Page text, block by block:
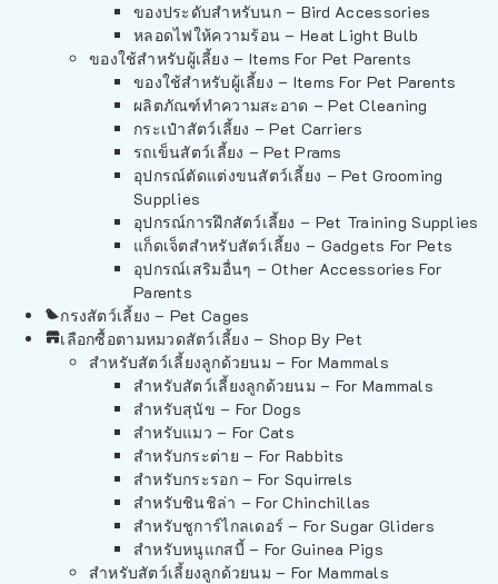
ของประดับสำหรับนก – Bird Accessories
หลอดไฟให้ความร้อน – Heat Light Bulb
ของใช้สำหรับผู้เลี้ยง – Items For Pet Parents
ของใช้สำหรับผู้เลี้ยง – Items For Pet Parents
ผลิตภัณฑ์ทำความสะอาด – Pet Cleaning
กระเป๋าสัตว์เลี้ยง – Pet Carriers
รถเข็นสัตว์เลี้ยง – Pet Prams
อุปกรณ์ตัดแต่งขนสัตว์เลี้ยง – Pet Grooming
Supplies
อุปกรณ์การฝึกสัตว์เลี้ยง – Pet Training Supplies
แก็ดเจ็ตสำหรับสัตว์เลี้ยง – Gadgets For Pets
อุปกรณ์เสริมอื่นๆ – Other Accessories For
Parents
กรงสัตว์เลี้ยง – Pet Cages
เลือกซื้อตามหมวดสัตว์เลี้ยง – Shop By Pet
สำหรับสัตว์เลี้ยงลูกด้วยนม – For Mammals
สำหรับสัตว์เลี้ยงลูกด้วยนม – For Mammals
สำหรับสุนัข – For Dogs
สำหรับแมว – For Cats
สำหรับกระต่าย – For Rabbits
สำหรับกระรอก – For Squirrels
สำหรับชินชิล่า – For Chinchillas
สำหรับชูการ์ไกลเดอร์ – For Sugar Gliders
สำหรับหนูแกสบี้ – For Guinea Pigs
สำหรับสัตว์เลี้ยงลูกด้วยนม – For Mammals